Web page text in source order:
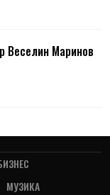
Веселин Маринов
МУЗИКА